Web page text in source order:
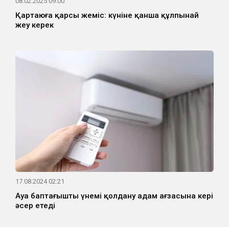
Қартаюға қарсы жеміс: күніне қанша құлпынай
жеу керек
17.08.2024 02:21
Ауа баптағышты үнемі қолдану адам ағзасына кері
әсер етеді